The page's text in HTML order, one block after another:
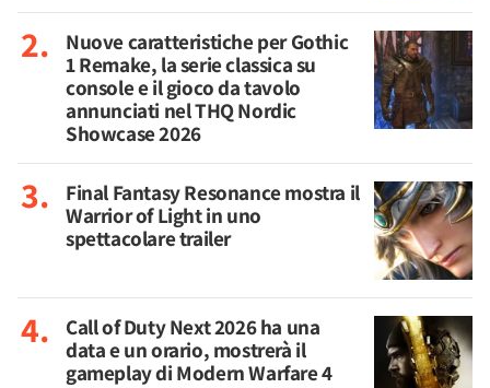
Nuove caratteristiche per Gothic
1 Remake, la serie classica su
console e il gioco da tavolo
annunciati nel THQ Nordic
Showcase 2026
Final Fantasy Resonance mostra il
Warrior of Light in uno
spettacolare trailer
Call of Duty Next 2026 ha una
data e un orario, mostrerà il
gameplay di Modern Warfare 4